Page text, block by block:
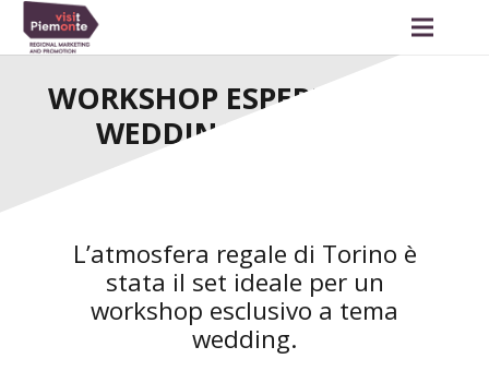
WORKSHOP ESPERIENZIALE
WEDDING A TORINO
L’atmosfera regale di Torino è
stata il set ideale per un
workshop esclusivo a tema
wedding.